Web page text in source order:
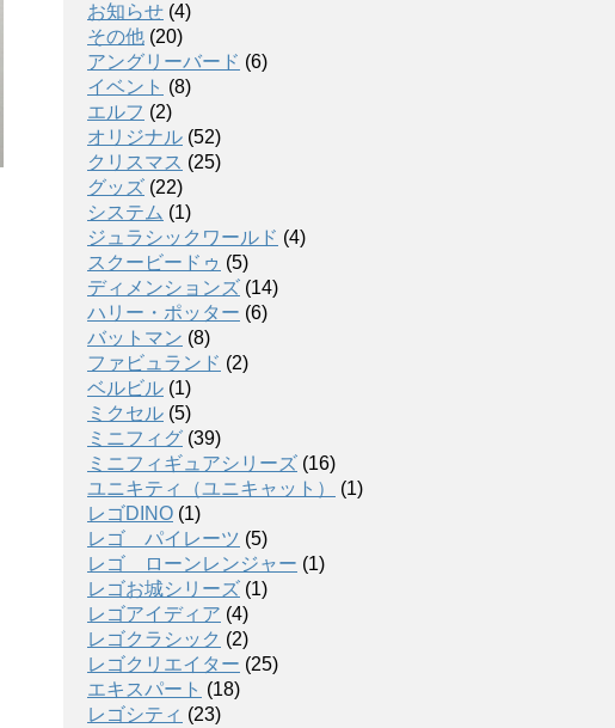
お知らせ (4)
その他 (20)
アングリーバード (6)
イベント (8)
エルフ (2)
オリジナル (52)
クリスマス (25)
グッズ (22)
システム (1)
ジュラシックワールド (4)
スクービードゥ (5)
ディメンションズ (14)
ハリー・ポッター (6)
バットマン (8)
ファビュランド (2)
ベルビル (1)
ミクセル (5)
ミニフィグ (39)
ミニフィギュアシリーズ (16)
ユニキティ（ユニキャット）
(1)
レゴDINO (1)
レゴ パイレーツ (5)
レゴ ローンレンジャー (1)
レゴお城シリーズ (1)
レゴアイディア (4)
レゴクラシック (2)
レゴクリエイター (25)
エキスパート (18)
レゴシティ (23)